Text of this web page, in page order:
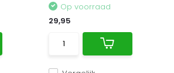
Op voorraad
29,95